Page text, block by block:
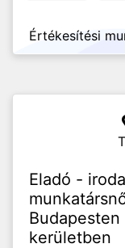
Értékesítési
Eladó -
Budapesten
kerületben